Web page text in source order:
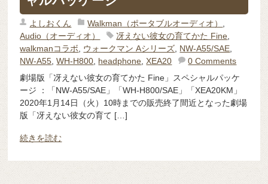
よしおくん Walkman（ポータブルオーディオ） ,
Audio（オーディオ）
冴えない彼女の育てかた Fine,
walkmanコラボ, ウォークマン Aシリーズ, NW-A55/SAE,
NW-A55,WH-H800, headphone,XEA20
0 Comments
劇場版「冴えない彼女の育てかた Fine」スペシャルパッケ
ージ ：「NW-A55/SAE」「WH-H800/SAE」「XEA20KM」
2020年1月14日（火）10時までの販売終了間近となった劇場
版「冴えない彼女の育て […]
続きを読む